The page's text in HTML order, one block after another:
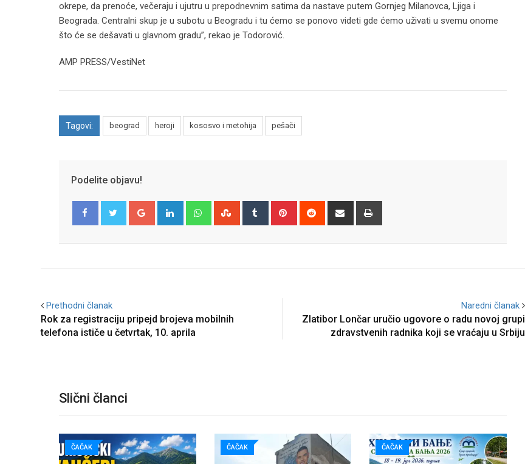
okrepe, da prenoće, večeraju i ujutru u prepodnevnim satima da nastave putem Gornjeg Milanovca, Ljiga i
Beograda. Centralni skup je u subotu u Beogradu i tu ćemo se ponovo videti gde ćemo uživati u svemu onome
što će se dešavati u glavnom gradu”, rekao je Todorović.
AMP PRESS/VestiNet
Tagovi: beograd heroji kososvo i metohija pešači
Podelite objavu!
Google+ LinkedIn WhatsappStumbleUpon
Tumblr Pinterest Reddit
Share
Prethodni članak
Rok za registraciju pripejd brojeva mobilnih
telefona ističe u četvrtak, 10. aprila
Naredni članak
Zlatibor Lončar uručio ugovore o radu novoj grupi
zdravstvenih radnika koji se vraćaju u Srbiju
Slični članci
ČAČAK ČAČAK ČAČAK